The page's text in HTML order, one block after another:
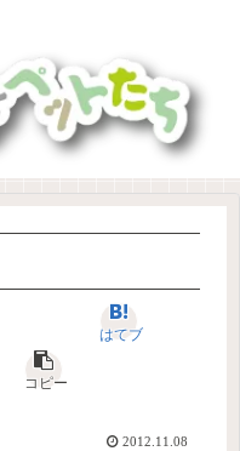
はてブ
コピー
2012.11.08